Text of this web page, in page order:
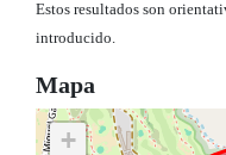
Estos resultados son
introducido.
Mapa
+